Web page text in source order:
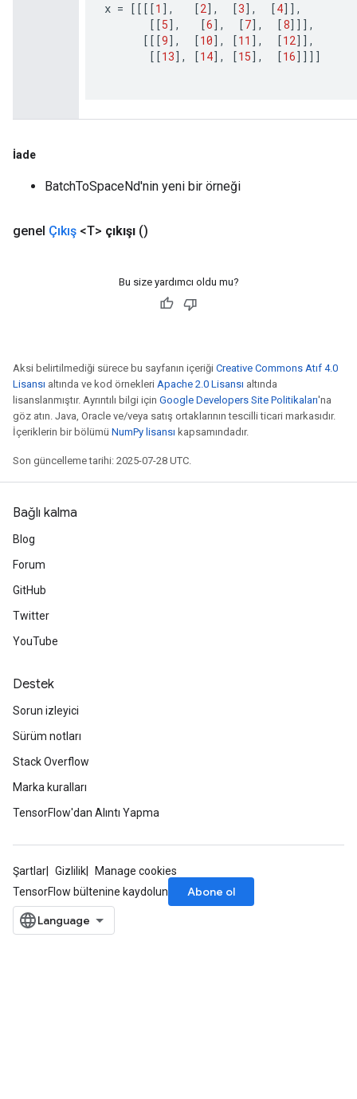
x = [[[[1 ] , [2] , [3] , [4]] ,
[[5] , [6] , [7] , [8]]] ,
[[[9] , [10] , [11 ] , [12]] ,
[[13] , [14] , [15] , [16]]]]
İade
BatchToSpaceNd'nin yeni bir örneği
genel Çıkış <T> çıkışı ()
Bu size yardımcı oldu mu?
Aksi belirtilmediği sürece bu sayfanın içeriği Creative Commons Atıf 4.0
Lisansı altında ve kod örnekleri Apache 2.0 Lisansı altında
lisanslanmıştır. Ayrıntılı bilgi için Google Developers Site Politikaları'na
göz atın. Java, Oracle ve/veya satış ortaklarının tescilli ticari markasıdır.
İçeriklerin bir bölümü NumPy lisansı kapsamındadır.
Son güncelleme tarihi: 2025-07-28 UTC.
Bağlı kalma
Blog
Forum
GitHub
Twitter
YouTube
Destek
Sorun izleyici
Sürüm notları
Stack Overflow
Marka kuralları
TensorFlow'dan Alıntı Yapma
Şartlar Gizlilik
Manage cookies
TensorFlow bültenine kaydolun
Abone ol